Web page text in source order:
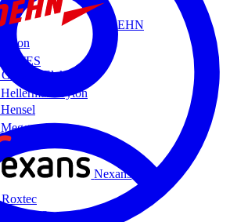
DEHN
Eaton
ENTES
Günsan Elektrik
HellermannTyton
Hensel
Megger
Nexans
Roxtec
Socomec